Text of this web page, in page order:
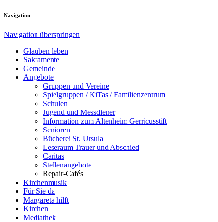
Navigation
Navigation überspringen
Glauben leben
Sakramente
Gemeinde
Angebote
Gruppen und Vereine
Spielgruppen / KiTas / Familienzentrum
Schulen
Jugend und Messdiener
Information zum Altenheim Gerricusstift
Senioren
Bücherei St. Ursula
Leseraum Trauer und Abschied
Caritas
Stellenangebote
Repair-Cafés
Kirchenmusik
Für Sie da
Margareta hilft
Kirchen
Mediathek